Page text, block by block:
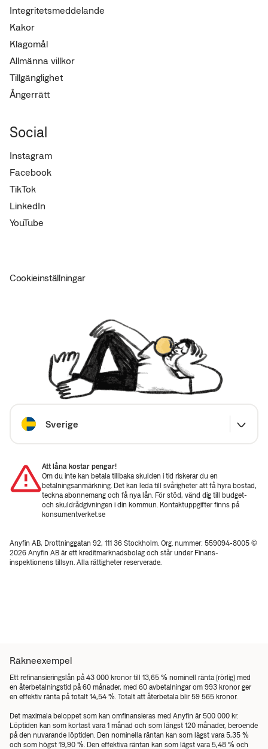
Integritetsmeddelande
Kakor
Klagomål
Allmänna villkor
Tillgänglighet
Ångerrätt
Social
Instagram
Facebook
TikTok
LinkedIn
YouTube
Cookieinställningar
Sverige
Att låna kostar pengar!
Om du inte kan betala tillbaka skulden i tid riskerar du en
betalningsanmärkning. Det kan leda till svårigheter att få hyra bostad,
teckna abonnemang och få nya lån. För stöd, vänd dig till budget-
och skuldrådgivningen i din kommun. Kontaktuppgifter finns på
konsumentverket.se
Anyfin AB, Drottninggatan 92, 111 36 Stockholm. Org. nummer: 559094-8005 ©
2026 Anyfin AB är ett kreditmarknadsbolag och står under Finans­
inspektionens tillsyn. Alla rättigheter reserverade.
Räkneexempel
Ett refinansieringslån på 43 000 kronor till 13,65 % nominell ränta (rörlig) med
en återbetalningstid på 60 månader, med 60 avbetalningar om 993 kronor ger
en effektiv ränta på totalt 14,54 %. Totalt att återbetala blir 59 565 kronor.
Det maximala beloppet som kan omfinansieras med Anyfin är 500 000 kr.
Löptiden kan som kortast vara 1 månad och som längst 120 månader, beroende
på den nuvarande löptiden. Den nominella räntan kan som lägst vara 5,35 %
och som högst 19,90 %. Den effektiva räntan kan som lägst vara 5,48 % och